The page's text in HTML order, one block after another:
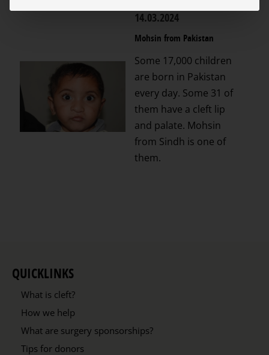
14.03.2024
Mohsin from Pakistan
Some 17,000 children
are born in Pakistan
every day. Some 31 of
them have a cleft lip
and palate. Mohsin
from Sindh is one of
them.
QUICKLINKS
What is cleft?
How we help
What are surgery sponsorships?
Tips for donors